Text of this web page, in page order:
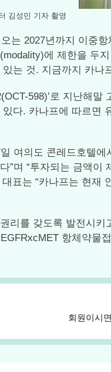
김성민 기자 촬영
는 2027년까지 이중
에 제한을 두
는 것. 지금까지 카나
598)’로 지난해
다. 카나프에 따르면
여의도 콘레드호텔
”며 “투자되는 금액
표는 “카나프는 현
리를 갖도록 발전시
항체약물
회원이시면